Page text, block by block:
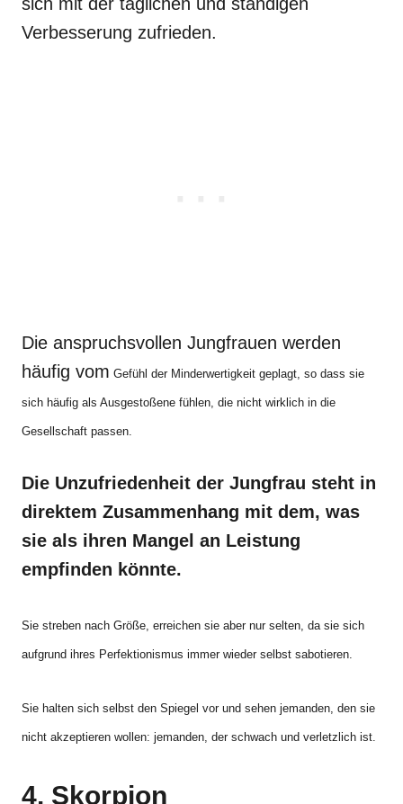
Verbesserung zufrieden.
Die anspruchsvollen Jungfrauen werden
häufig vom Gefühl der Minderwertigkeit geplagt, so dass sie
sich häufig als Ausgestoßene fühlen, die nicht wirklich in die
Gesellschaft passen.
Die Unzufriedenheit der Jungfrau steht in
direktem Zusammenhang mit dem, was
sie als ihren Mangel an Leistung
empfinden könnte.
Sie streben nach Größe, erreichen sie aber nur selten, da sie sich
aufgrund ihres Perfektionismus immer wieder selbst sabotieren.
Sie halten sich selbst den Spiegel vor und sehen jemanden, den sie
nicht akzeptieren wollen: jemanden, der schwach und verletzlich ist.
4. Skorpion